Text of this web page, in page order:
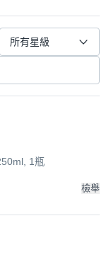
所有星級
1瓶
檢舉